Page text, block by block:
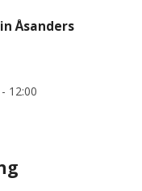
Åsanders
12:00